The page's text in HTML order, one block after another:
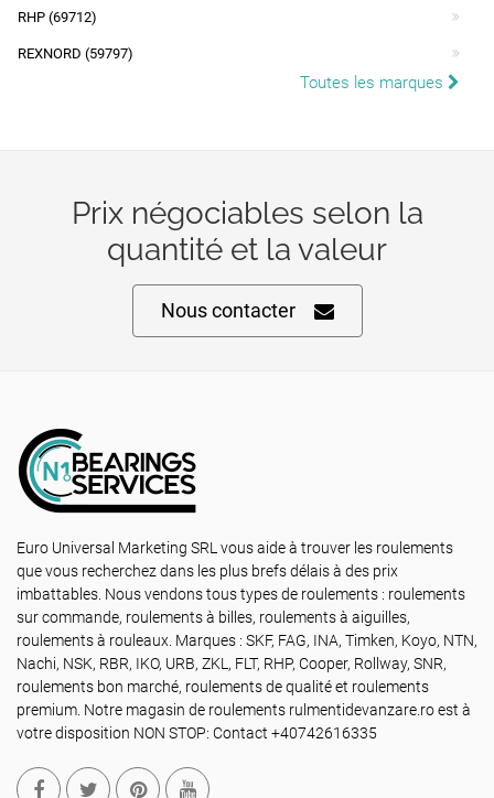
RHP (69712)
REXNORD (59797)
Toutes les marques
Prix négociables selon la
quantité et la valeur
Nous contacter
Euro Universal Marketing SRL vous aide à trouver les roulements
que vous recherchez dans les plus brefs délais à des prix
imbattables. Nous vendons tous types de roulements : roulements
sur commande, roulements à billes, roulements à aiguilles,
roulements à rouleaux. Marques : SKF, FAG, INA, Timken, Koyo, NTN,
Nachi, NSK, RBR, IKO, URB, ZKL, FLT, RHP, Cooper, Rollway, SNR,
roulements bon marché, roulements de qualité et roulements
premium. Notre magasin de roulements rulmentidevanzare.ro est à
votre disposition NON STOP: Contact +40742616335